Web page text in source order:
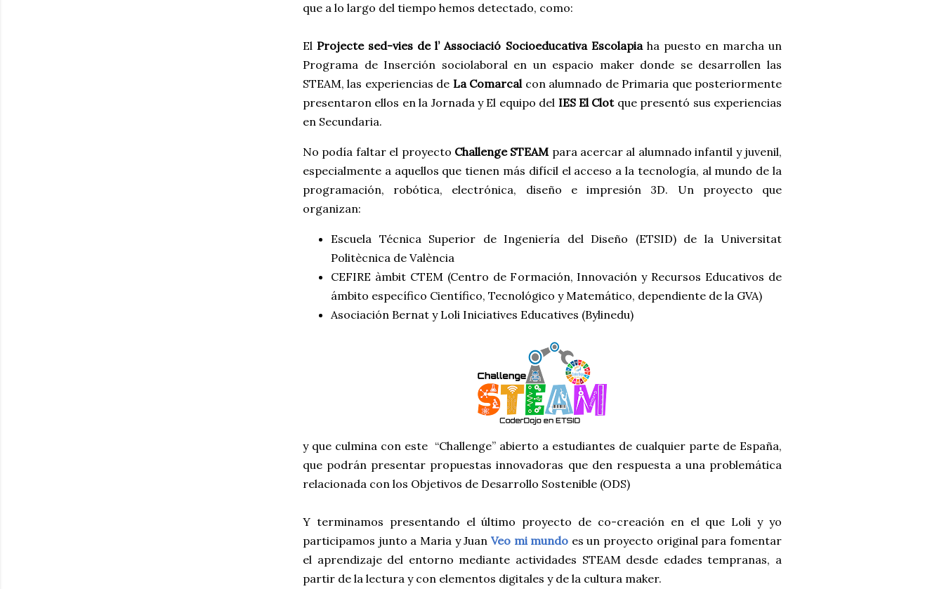
que a lo largo del tiempo hemos detectado, como:
ElProjecte sed-vies de l’ Associació Socioeducativa Escolapiaha puesto en marcha un
Programa de Inserción sociolaboral en un espacio maker donde se desarrollen las
STEAM, las experiencias de La Comarcalcon alumnado de Primaria que posteriormente
presentaron ellos en la Jornada y El equipo del IES El Clot que presentó sus experiencias
en Secundaria.
No podía faltar el proyecto Challenge STEAM para acercar al alumnado infantil y juvenil,
especialmente a aquellos que tienen más difícil el acceso a la tecnología, al mundo de la
programación, robótica, electrónica, diseño e impresión 3D. Un proyecto que
organizan:
Escuela Técnica Superior de Ingeniería del Diseño (ETSID) de la Universitat
Politècnica de València
CEFIRE àmbit CTEM (Centro de Formación, Innovación y Recursos Educativos de
ámbito específico Científico, Tecnológico y Matemático, dependiente de la GVA)
Asociación Bernat y Loli Iniciatives Educatives (Bylinedu)
y que culmina con este “Challenge” abierto a estudiantes de cualquier parte de España,
que podrán presentar propuestas innovadoras que den respuesta a una problemática
relacionada con los Objetivos de Desarrollo Sostenible (ODS)
Y terminamos presentando el último proyecto de co-creación en el que Loli y yo
participamos junto a Maria y Juan Veo mi mundo es un proyecto original para fomentar
el aprendizaje del entorno mediante actividades STEAM desde edades tempranas, a
partir de la lectura y con elementos digitales y de la cultura maker.